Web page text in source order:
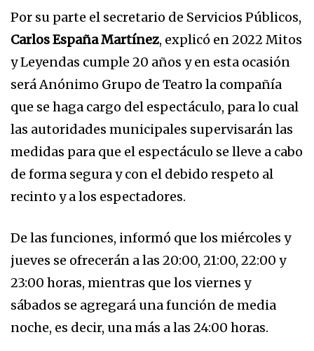
Por su parte el secretario de Servicios Públicos,
Carlos España Martínez, explicó en 2022 Mitos
y Leyendas cumple 20 años y en esta ocasión
será Anónimo Grupo de Teatro la compañía
que se haga cargo del espectáculo, para lo cual
las autoridades municipales supervisarán las
medidas para que el espectáculo se lleve a cabo
de forma segura y con el debido respeto al
recinto y a los espectadores.
De las funciones, informó que los miércoles y
jueves se ofrecerán a las 20:00, 21:00, 22:00 y
23:00 horas, mientras que los viernes y
sábados se agregará una función de media
noche, es decir, una más a las 24:00 horas.